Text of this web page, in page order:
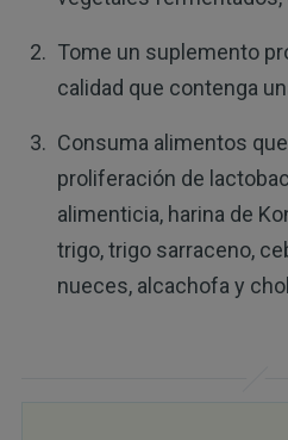
Tome un suplemento
calidad que contenga
Consuma alimentos
proliferación de
alimenticia, harina de
trigo, trigo sarraceno,
nueces, alcachofa y